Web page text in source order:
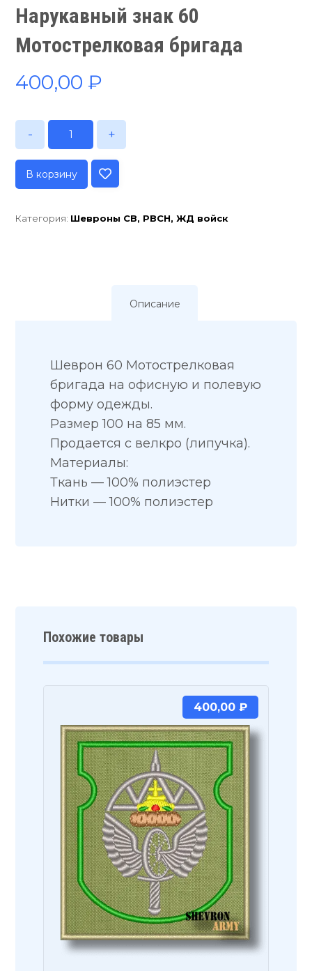
Нарукавный знак 60
Мотострелковая бригада
400,00₽
- +
В корзину
Категория: Шевроны СВ, РВСН, ЖД войск
Описание
Шеврон 60 Мотострелковая
бригада на офисную и полевую
форму одежды.
Размер 100 на 85 мм.
Продается с велкро (липучка).
Материалы:
Ткань — 100% полиэстер
Нитки — 100% полиэстер
Похожие товары
400,00 ₽